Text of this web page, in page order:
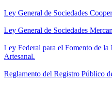
Ley General de Sociedades
Ley General de Sociedades
Ley Federal para el Fomento de
Artesanal.
Reglamento del Registro Público